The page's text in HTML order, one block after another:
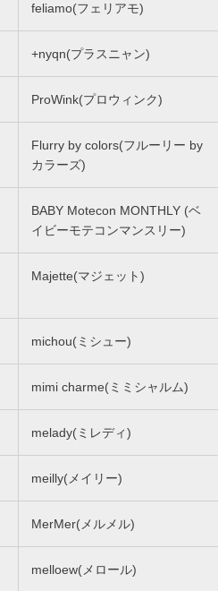
feliamo(フェリアモ)
+nyqn(プラスニャン)
ProWink(プロウィンク)
Flurry by colors(フルーリー by
カラーズ)
BABY Motecon MONTHLY (ベ
イビーモテコンマンスリー)
Majette(マジェット)
michou(ミシュー)
mimi charme(ミミシャルム)
melady(ミレディ)
meilly(メイリー)
MerMer(メルメル)
melloew(メロール)